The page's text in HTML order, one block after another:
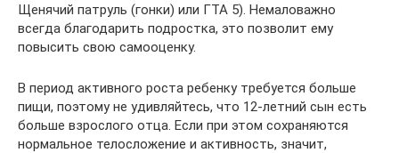
Щенячий патруль (гонки) или ГТА 5). Немаловажно
всегда благодарить подростка, это позволит ему
повысить свою самооценку.
В период активного роста ребенку требуется больше
пищи, поэтому не удивляйтесь, что 12-летний сын есть
больше взрослого отца. Если при этом сохраняются
нормальное телосложение и активность, значит,